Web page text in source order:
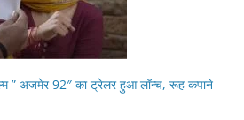
” अजमेर 92″ का ट्रेलर हुआ लॉन्च, रूह कपाने